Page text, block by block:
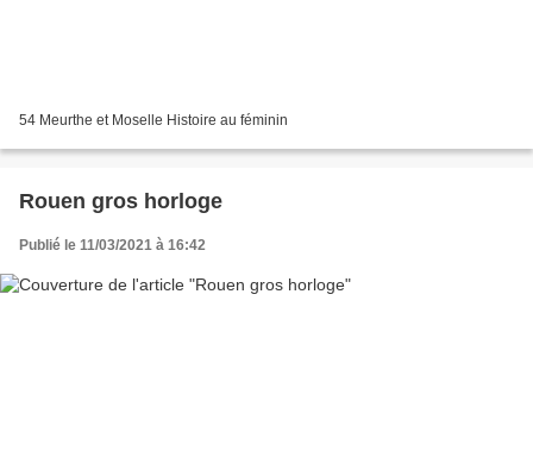
54 Meurthe et Moselle Histoire au féminin
Rouen gros horloge
Publié le 11/03/2021 à 16:42